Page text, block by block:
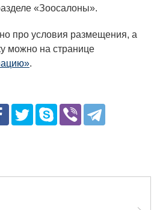
«Зоосалоны».
про условия размещения, а
можно на странице
.